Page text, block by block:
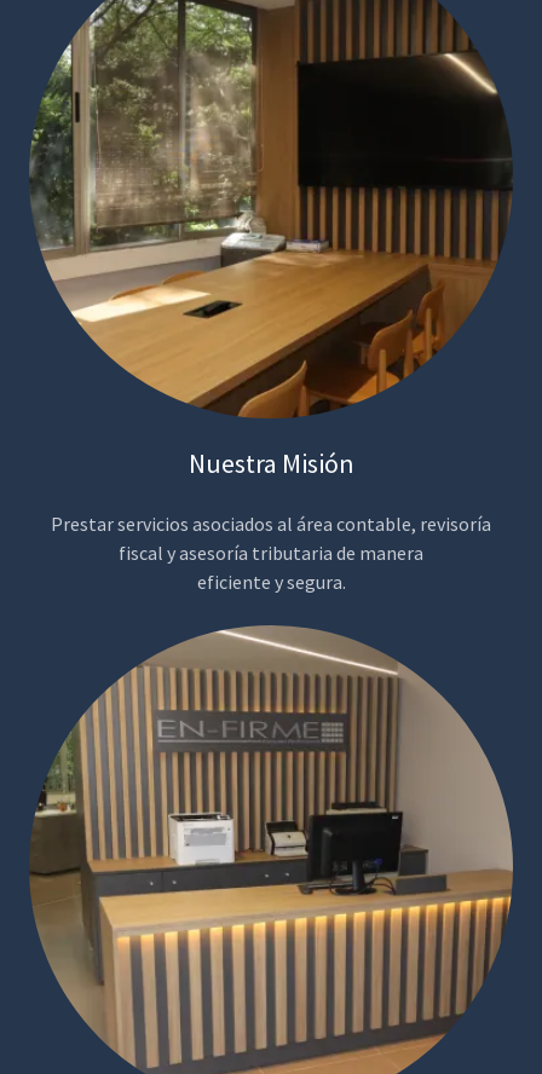
Nuestra Misión
Prestar servicios asociados al área contable, revisoría
fiscal y asesoría tributaria de manera
eficiente y segura.